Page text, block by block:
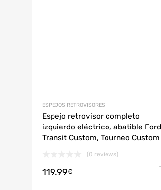
Añadir al carrito
ESPEJOS RETROVISORES
Espejo retrovisor completo
izquierdo eléctrico, abatible Ford
Transit Custom, Tourneo Custom
(0 reviews)
119.99€